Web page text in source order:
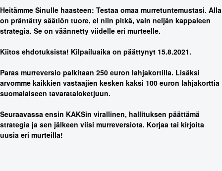
Heitämme Sinulle haasteen: Testaa omaa murretuntemustasi. Alla
on präntätty säätiön tuore, ei niin pitkä, vain neljän kappaleen
strategia. Se on väännetty viidelle eri murteelle.
Kiitos ehdotuksista! Kilpailuaika on päättynyt 15.8.2021.
Paras murreversio palkitaan 250 euron lahjakortilla. Lisäksi
arvomme kaikkien vastaajien kesken kaksi 100 euron lahjakorttia
suomalaiseen tavarataloketjuun.
Seuraavassa ensin KAKSin virallinen, hallituksen päättämä
strategia ja sen jälkeen viisi murreversiota. Korjaa tai kirjoita
uusia eri murteilla!